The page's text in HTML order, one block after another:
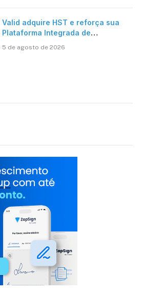
Valid adquire HST e reforça sua
Plataforma Integrada de
5 de agosto de 2026